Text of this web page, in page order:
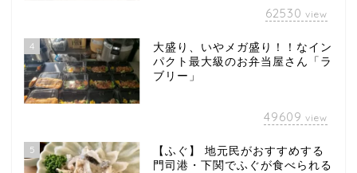
62530 view
4
大盛り、いやメガ盛り！！なイン
パクト最大級のお弁当屋さん「ラ
ブリー」
49609 view
5
【ふぐ】 地元民がおすすめする
門司港・下関でふぐが食べられる